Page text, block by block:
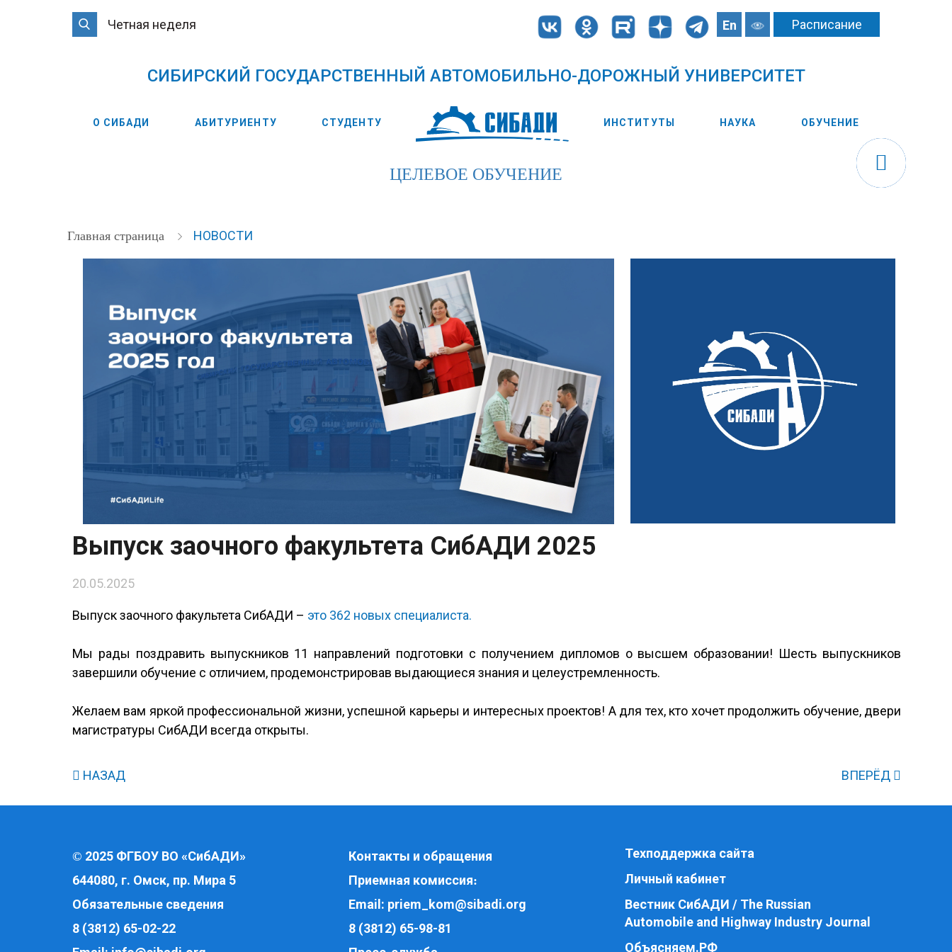
Четная неделя En Расписание
CИБИРСКИЙ ГОСУДАРСТВЕННЫЙ АВТОМОБИЛЬНО-ДОРОЖНЫЙ УНИВЕРСИТЕТ
О СИБАДИ АБИТУРИЕНТУ СТУДЕНТУ ИНСТИТУТЫ НАУКА ОБУЧЕНИЕ
ЦЕЛЕВОЕ ОБУЧЕНИЕ
Главная страница НОВОСТИ
Выпуск заочного факультета СибАДИ 2025
20.05.2025
Выпуск заочного факультета СибАДИ – это 362 новых специалиста.
Мы рады поздравить выпускников 11 направлений подготовки с получением дипломов о высшем образовании! Шесть выпускников
завершили обучение с отличием, продемонстрировав выдающиеся знания и целеустремленность.
Желаем вам яркой профессиональной жизни, успешной карьеры и интересных проектов! А для тех, кто хочет продолжить обучение, двери
магистратуры СибАДИ всегда открыты.
НАЗАД ВПЕРЁД
© 2025 ФГБОУ ВО «СибАДИ»
644080, г. Омск, пр. Мира 5
Обязательные сведения
8 (3812) 65-02-22
Контакты и обращения
Приемная комиссия:
Email: priem_kom@sibadi.org
8 (3812) 65-98-81
Техподдержка сайта
Личный кабинет
Вестник СибАДИ / The Russian
Automobile and Highway Industry Journal
Объясняем.РФ